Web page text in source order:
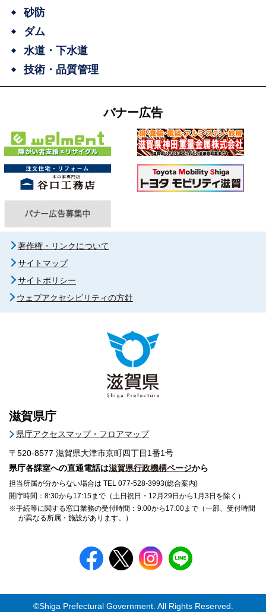
砂防
ダム
水道・下水道
技術・品質管理
バナー広告
著作権・リンクについて
サイトマップ
サイトポリシー
ウェブアクセシビリティの方針
滋賀県庁
県庁アクセスマップ・フロアマップ
〒520-8577 滋賀県大津市京町四丁目1番1号
県庁各課室への直通電話は滋賀県行政機構ページから
担当所属が分からない場合は TEL 077-528-3993(総合案内)
開庁時間：8:30から17:15まで（土日祝日・12月29日から1月3日を除く）
※手続等に関する窓口業務の受付時間：9:00から17:00まで（一部、受付時間
が異なる所属・施設があります。）
©Shiga Prefectural Government. All Rights Reserved.